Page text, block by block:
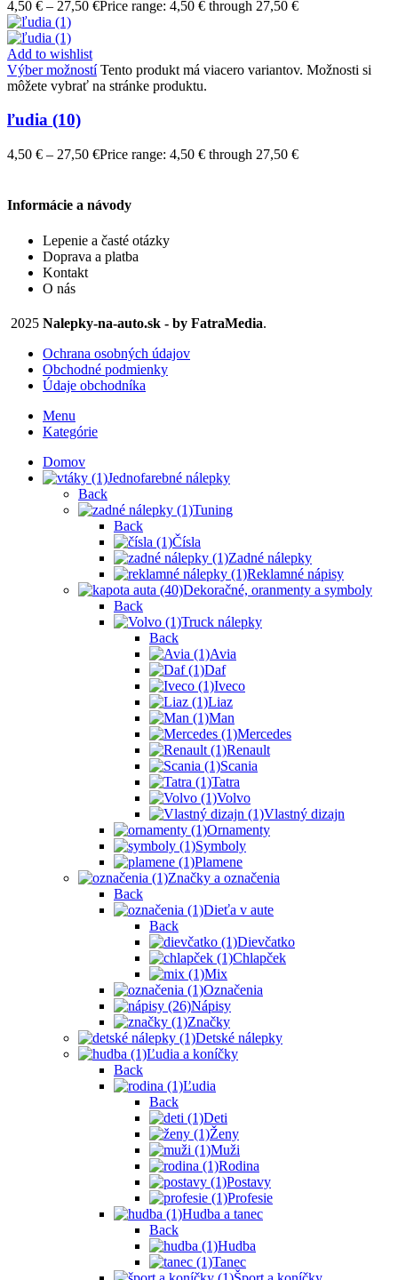
4,50 € – 27,50 €Price range: 4,50 € through 27,50 €
Add to wishlist
Výber možností Tento produkt má viacero variantov. Možnosti si
môžete vybrať na stránke produktu.
ľudia (10)
4,50 € – 27,50 €Price range: 4,50 € through 27,50 €
Informácie a návody
Lepenie a časté otázky
Doprava a platba
Kontakt
O nás
2025 Nalepky-na-auto.sk - by FatraMedia.
Ochrana osobných údajov
Obchodné podmienky
Údaje obchodníka
Menu
Kategórie
Domov
Jednofarebné nálepky
Back
Tuning
Back
Čísla
Zadné nálepky
Reklamné nápisy
Dekoračné, oranmenty a symboly
Back
Truck nálepky
Back
Avia
Daf
Iveco
Liaz
Man
Mercedes
Renault
Scania
Tatra
Volvo
Vlastný dizajn
Ornamenty
Symboly
Plamene
Značky a označenia
Back
Dieťa v aute
Back
Dievčatko
Chlapček
Mix
Označenia
Nápisy
Značky
Detské nálepky
Ľudia a koníčky
Back
Ľudia
Back
Deti
Ženy
Muži
Rodina
Postavy
Profesie
Hudba a tanec
Back
Hudba
Tanec